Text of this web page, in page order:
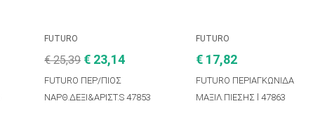
FUTURO
€ 25,39 € 23,14
FUTURO ΠΕΡ/ΠΙΟΣ
ΝΑΡΘ.ΔΕΞΙ&ΑΡΙΣΤ.S 47853
FUTURO
€ 17,82
FUTURO ΠΕΡΙΑΓΚΩΝΙΔΑ
ΜΑΞΙΛ.ΠΙΕΣΗΣ l 47863